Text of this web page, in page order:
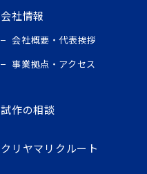
会社情報
会社概要・代表挨拶
事業拠点・アクセス
試作の相談
クリヤマリクルート